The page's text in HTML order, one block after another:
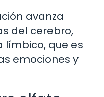
avanza
del cerebro,
límbico, que es
emociones y